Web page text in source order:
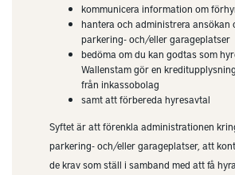
kommunicera information om
hantera och administrera ansökan
parkering- och/eller garageplatser
bedöma om du kan godtas som
Wallenstam gör en
från inkassobolag
samt att förbereda hyresavtal
Syftet är att förenkla administrationen
parkering- och/eller garageplatser, att
de krav som ställ i samband med att få